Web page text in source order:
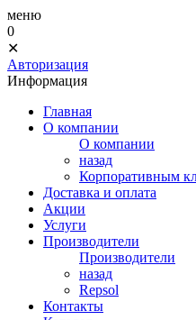
меню
0
✕
Авторизация
Информация
Главная
О компании
О компании
назад
Корпоративным
Доставка и оплата
Акции
Услуги
Производители
Производители
назад
Repsol
Контакты